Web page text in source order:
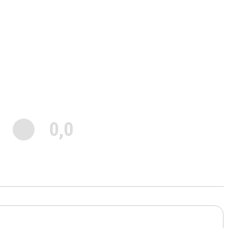
0,0